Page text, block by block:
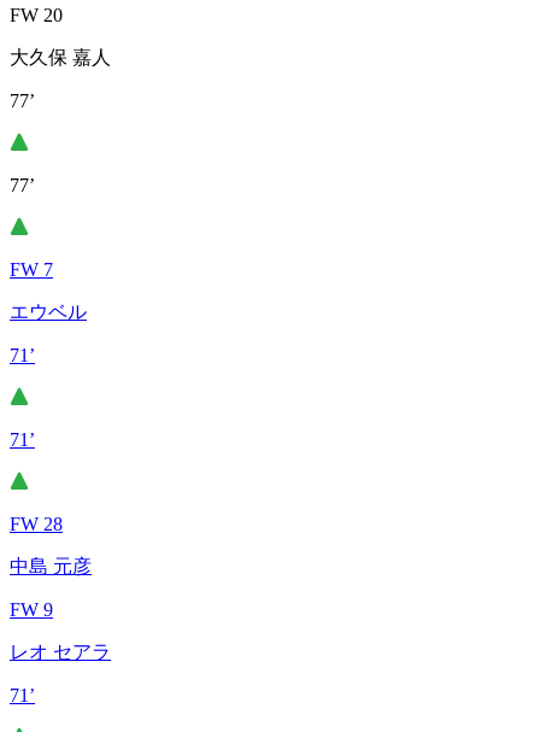
FW 20
大久保 嘉人
77’
77’
FW 7
エウベル
71’
71’
FW 28
中島 元彦
FW 9
レオ セアラ
71’